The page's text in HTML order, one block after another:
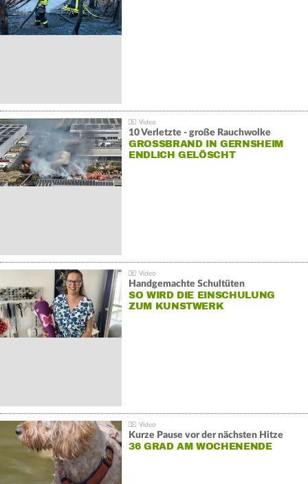
10 Verletzte - große Rauchwolke
GROSSBRAND IN GERNSHEIM E
NDLICH GELÖSCHT
Handgemachte Schultüten
SO WIRD DIE EINSCHULUNG
ZUM KUNSTWERK
Kurze Pause vor der nächsten Hitze
36 GRAD AM WOCHENENDE